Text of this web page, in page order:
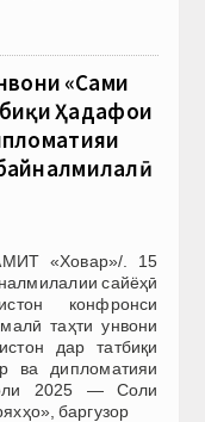
«Саҳми
Ҳадафҳои
«Ховар»/. 15
сайёҳӣ
конфронси
таҳти унвони
дар татбиқи
ва дипломатияи
2025 — Соли
баргузор